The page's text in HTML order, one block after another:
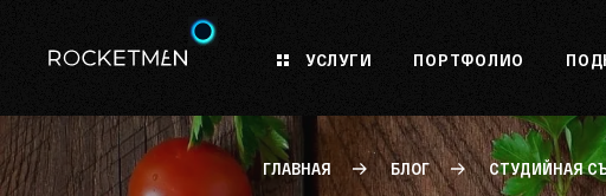
УСЛУГИ ПОРТФОЛИО
ГЛАВНАЯ БЛОГ СТУДИЙНАЯ